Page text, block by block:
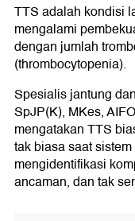
TTS adalah kondisi
mengalami
dengan jumlah
(thrombocytopenia).
Spesialis jantung
SpJP(K), MKes,
mengatakan TTS
tak biasa saat
mengidentifikasi
ancaman, dan tak